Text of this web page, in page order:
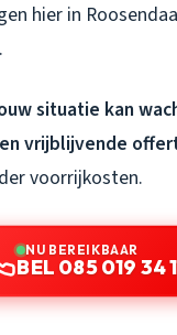
hier in
situatie kan
vrijblijvende
voorrijkosten.
NU BEREIKBAAR
BEL 085 019 34